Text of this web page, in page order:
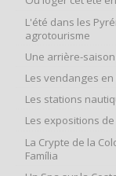
L'été dans les
agrotourisme
Une arrière-
Les vendanges
Les stations
Les expositions
La Crypte de la
Família